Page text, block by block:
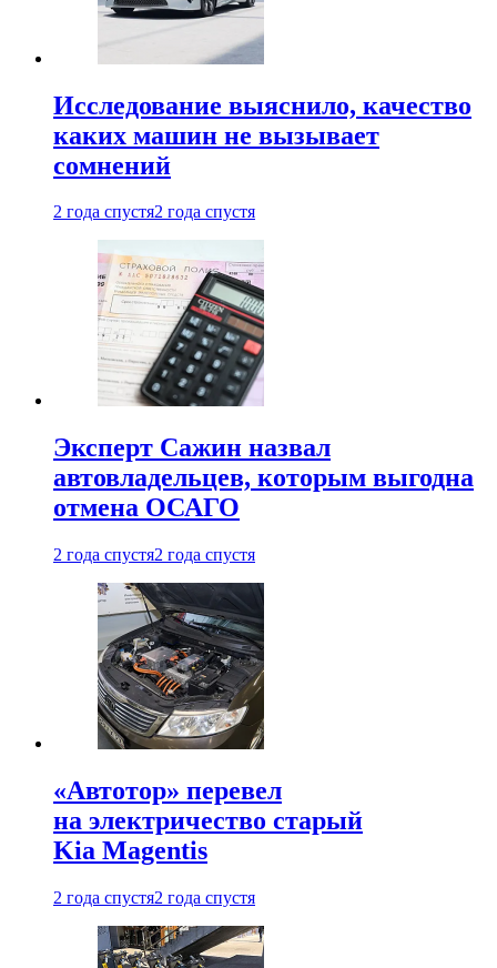
Исследование выяснило, качество
каких машин не вызывает
сомнений
2 года спустя2 года спустя
Эксперт Сажин назвал
автовладельцев, которым выгодна
отмена ОСАГО
2 года спустя2 года спустя
«Автотор» перевел
на электричество старый
Kia Magentis
2 года спустя2 года спустя